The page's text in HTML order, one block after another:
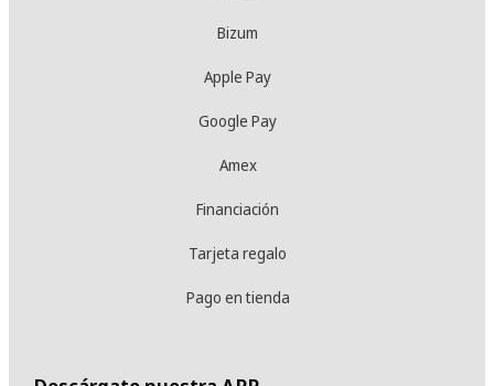
Bizum
Apple Pay
Google Pay
Amex
Financiación
Tarjeta regalo
Pago en tienda